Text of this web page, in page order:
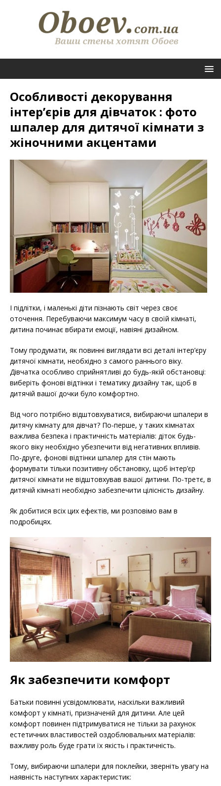
Особливості декорування
інтер’єрів для дівчаток : фото
шпалер для дитячої кімнати з
жіночними акцентами
І підлітки, і маленькі діти пізнають світ через своє
оточення. Перебуваючи максимум часу в своїй кімнаті,
дитина починає вбирати емоції, навіяні дизайном.
Тому продумати, як повинні виглядати всі деталі інтер’єру
дитячої кімнати, необхідно з самого раннього віку.
Дівчатка особливо сприйнятливі до будь-якій обстановці:
виберіть фонові відтінки і тематику дизайну так, щоб в
дитячій вашої дочки було комфортно.
Від чого потрібно відштовхуватися, вибираючи шпалери в
дитячу кімнату для дівчат? По-перше, у таких кімнатах
важлива безпека і практичність матеріалів: діток будь-
якого віку необхідно убезпечити від негативних впливів.
По-друге, фонові відтінки шпалер для стін мають
формувати тільки позитивну обстановку, щоб інтер’єр
дитячої кімнати не відштовхував вашої дитини. По-третє, в
дитячій кімнаті необхідно забезпечити цілісність дизайну.
Як добитися всіх цих ефектів, ми розповімо вам в
подробицях.
Як забезпечити комфорт
Батьки повинні усвідомлювати, наскільки важливий
комфорт у кімнаті, призначеній для дитини. Але цей
комфорт повинен підтримуватися не тільки за рахунок
естетичних властивостей оздоблювальних матеріалів:
важливу роль буде грати їх якість і практичність.
Тому, вибираючи шпалери для поклейки, зверніть увагу на
наявність наступних характеристик: